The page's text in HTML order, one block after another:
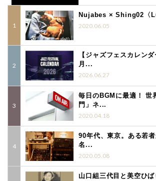
Nujabes × Shing02〈
2020.06.05
【ジャズフェスカレン
月...
2026.06.27
毎日のBGMに最適！ 世
門」ネ...
2020.04.18
90年代、東京。ある若
名...
2020.05.08
山口組三代目と美空ひ